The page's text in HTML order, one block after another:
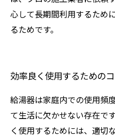
心して長期間利用するため
るためです。
効率良く使用するための
給湯器は家庭内での使用頻
て生活に欠かせない存在で
く使用するためには、適切